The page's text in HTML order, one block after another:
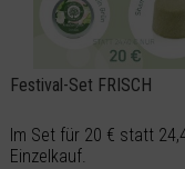
Festival-Set FRISCH
Im Set für 20 € statt
Einzelkauf.